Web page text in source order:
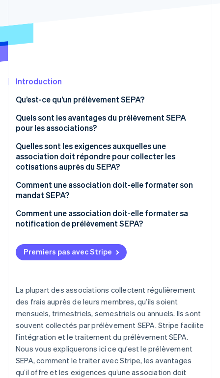
Élimination du carbone
Stripe Sessions 2026
Découvrez comment Stripe construit l’infrastructure
l’IA.
Regarder
Introduction
Qu’est-ce qu’un prélèvement SEPA?
Quels sont les avantages du prélèvement SEPA
pour les associations?
Quelles sont les exigences auxquelles une
association doit répondre pour collecter les
cotisations auprès du SEPA?
Comment une association doit-elle formater son
mandat SEPA?
Comment une association doit-elle formater sa
notification de prélèvement SEPA?
Premiers pas avec Stripe
La plupart des associations collectent régulièrement
des frais auprès de leurs membres, qu’ils soient
mensuels, trimestriels, semestriels ou annuels. Ils sont
souvent collectés par prélèvement SEPA. Stripe facilite
l’intégration et le traitement du prélèvement SEPA.
Nous vous expliquerons ici ce qu’est le prélèvement
SEPA, comment le traiter avec Stripe, les avantages
qu’il offre et les exigences qu’une association doit